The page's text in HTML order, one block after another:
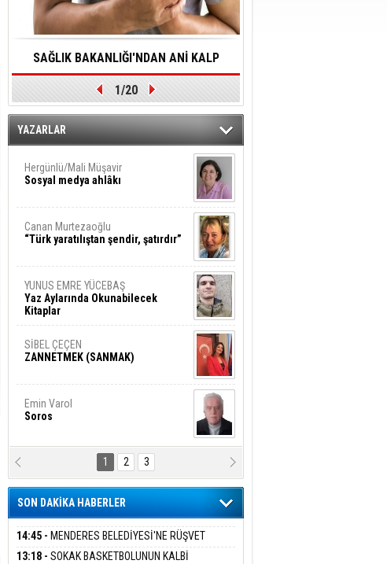
SAĞLIK BAKANLIĞI'NDAN ANİ KALP
DURMALARINA HIZLI MÜDAHALE
EDİLMESİNE YÖNELİK ÖNLENMESİ İÇİN
ÖNEMLİ ADIM
1/20
YAZARLAR
Hergünlü/Mali Müşavir
Sosyal medya ahlâkı
Canan Murtezaoğlu
“Türk yaratılıştan şendir, şatırdır”
YUNUS EMRE YÜCEBAŞ
Yaz Aylarında Okunabilecek
Kitaplar
SİBEL ÇEÇEN
ZANNETMEK (SANMAK)
Emin Varol
Soros
Karanlık DNA Kuşaklararası
Şiddetin Biyolojik Faturası
Şiyar Adıyaman
Ben Bu Sahaya Sığmazam
1 2 3
SON DAKİKA HABERLER
14:45 - MENDERES BELEDİYESİ'NE RÜŞVET
OPERASYONU:BELEDİYE BAŞKANI İLKAY ÇİÇEK
13:18 - SOKAK BASKETBOLUNUN KALBİ